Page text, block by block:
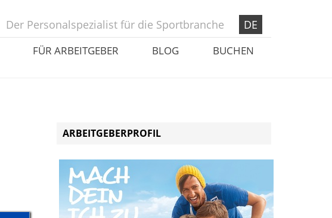
Der Personalspezialist für die Sportbranche DE
FÜR ARBEITGEBER BLOG BUCHEN
ARBEITGEBERPROFIL